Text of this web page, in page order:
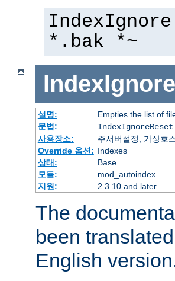
IndexIgnore
*.bak *~
설명:
Empties the list of
문법:
IndexIgnoreReset
사용장소:
주서버설정, 가상호
Override 옵션: Indexes
상태:
Base
모듈:
mod_autoindex
지원:
2.3.10 and later
The
been
English